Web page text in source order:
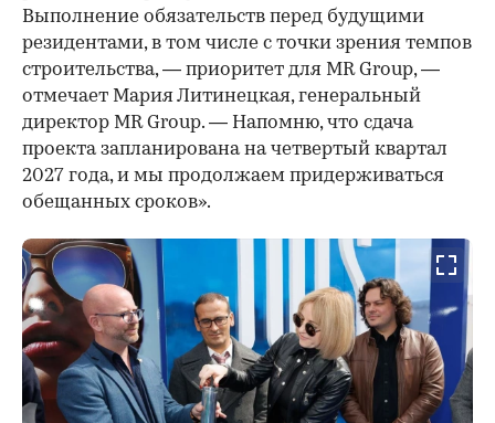
Выполнение обязательств перед будущими
резидентами, в том числе с точки зрения темпов
строительства, — приоритет для MR Group, —
отмечает Мария Литинецкая, генеральный
директор MR Group. — Напомню, что сдача
проекта запланирована на четвертый квартал
2027 года, и мы продолжаем придерживаться
обещанных сроков».